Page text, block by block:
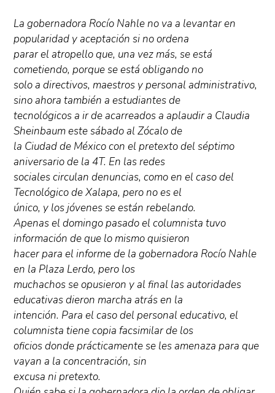
La gobernadora Rocío Nahle no va a levantar en
popularidad y aceptación si no ordena
parar el atropello que, una vez más, se está
cometiendo, porque se está obligando no
solo a directivos, maestros y personal administrativo,
sino ahora también a estudiantes de
tecnológicos a ir de acarreados a aplaudir a Claudia
Sheinbaum este sábado al Zócalo de
la Ciudad de México con el pretexto del séptimo
aniversario de la 4T. En las redes
sociales circulan denuncias, como en el caso del
Tecnológico de Xalapa, pero no es el
único, y los jóvenes se están rebelando.
Apenas el domingo pasado el columnista tuvo
información de que lo mismo quisieron
hacer para el informe de la gobernadora Rocío Nahle
en la Plaza Lerdo, pero los
muchachos se opusieron y al final las autoridades
educativas dieron marcha atrás en la
intención. Para el caso del personal educativo, el
columnista tiene copia facsimilar de los
oficios donde prácticamente se les amenaza para que
vayan a la concentración, sin
excusa ni pretexto.